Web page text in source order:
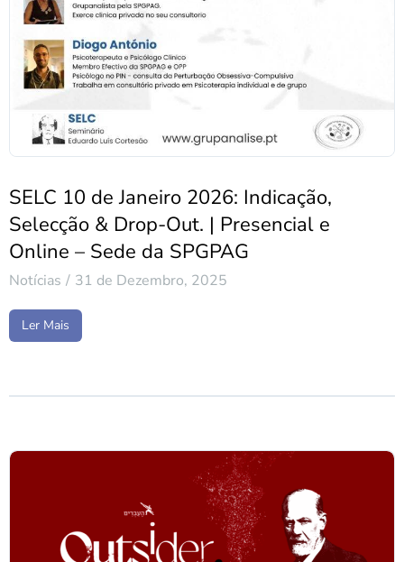
SELC 10 de Janeiro 2026: Indicação,
Selecção & Drop-Out. | Presencial e
Online – Sede da SPGPAG
Notícias 31 de Dezembro, 2025
Ler Mais